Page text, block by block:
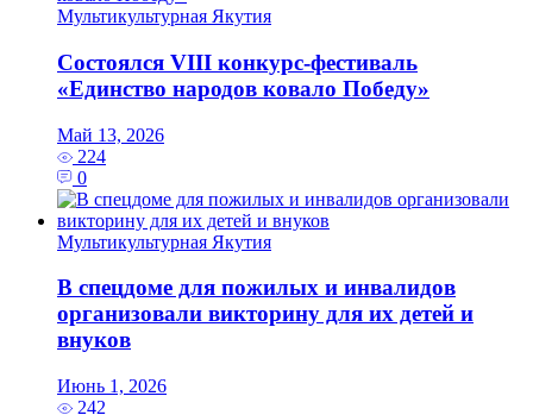
Мультикультурная Якутия
Состоялся VIII конкурс-фестиваль
«Единство народов ковало Победу»
Май 13, 2026
224
0
Мультикультурная Якутия
В спецдоме для пожилых и инвалидов
организовали викторину для их детей и
внуков
Июнь 1, 2026
242